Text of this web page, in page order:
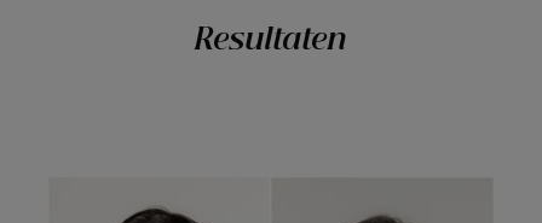
Resultaten